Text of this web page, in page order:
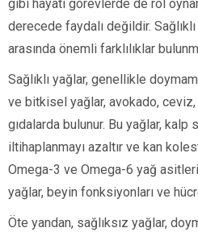
gibi hayati görevlerde de rol
derecede faydalı değildir.
arasında önemli farklılıklar
Sağlıklı yağlar, genellikle
ve bitkisel yağlar, avokado,
gıdalarda bulunur. Bu yağlar, kalp
iltihaplanmayı azaltır ve kan
Omega-3 ve Omega-6 yağ
yağlar, beyin fonksiyonları ve
Öte yandan, sağlıksız yağlar,